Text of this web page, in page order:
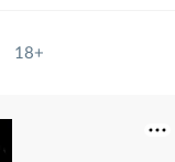
18+